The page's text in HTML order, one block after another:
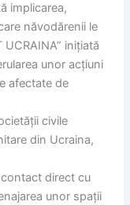
implicarea,
năvodărenii le
inițiată
unor acțiuni
afectate de
civile
din Ucraina,
contact direct cu
unor spații